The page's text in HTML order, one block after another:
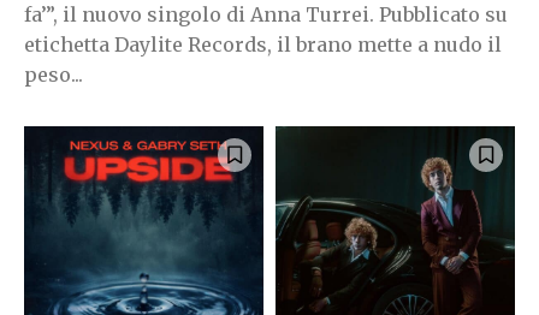
fa’”, il nuovo singolo di Anna Turrei. Pubblicato su
etichetta Daylite Records, il brano mette a nudo il
peso...